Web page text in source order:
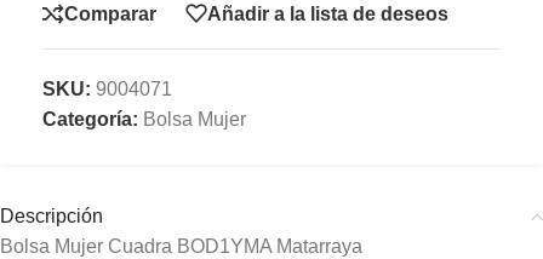
Comparar Añadir a la lista de deseos
SKU: 9004071
Categoría: Bolsa Mujer
Descripción
Bolsa Mujer Cuadra BOD1YMA Matarraya